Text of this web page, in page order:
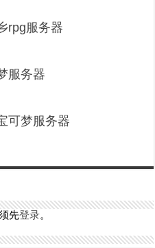
rpg服务器
服务器
可梦服务器
先登录。